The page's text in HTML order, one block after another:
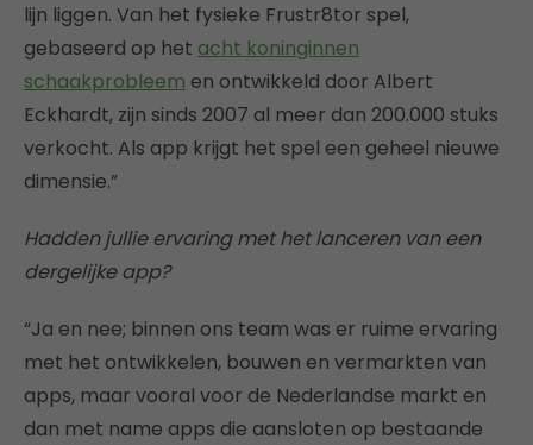
lijn liggen. Van het fysieke Frustr8tor spel,
gebaseerd op het acht koninginnen
schaakprobleem en ontwikkeld door Albert
Eckhardt, zijn sinds 2007 al meer dan 200.000 stuks
verkocht. Als app krijgt het spel een geheel nieuwe
dimensie.”
Hadden jullie ervaring met het lanceren van een
dergelijke app?
“Ja en nee; binnen ons team was er ruime ervaring
met het ontwikkelen, bouwen en vermarkten van
apps, maar vooral voor de Nederlandse markt en
dan met name apps die aansloten op bestaande